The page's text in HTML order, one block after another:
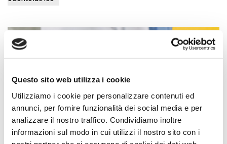
Questo sito web utilizza i cookie
Utilizziamo i cookie per personalizzare contenuti ed
annunci, per fornire funzionalità dei social media e per
analizzare il nostro traffico. Condividiamo inoltre
informazioni sul modo in cui utilizzi il nostro sito con i